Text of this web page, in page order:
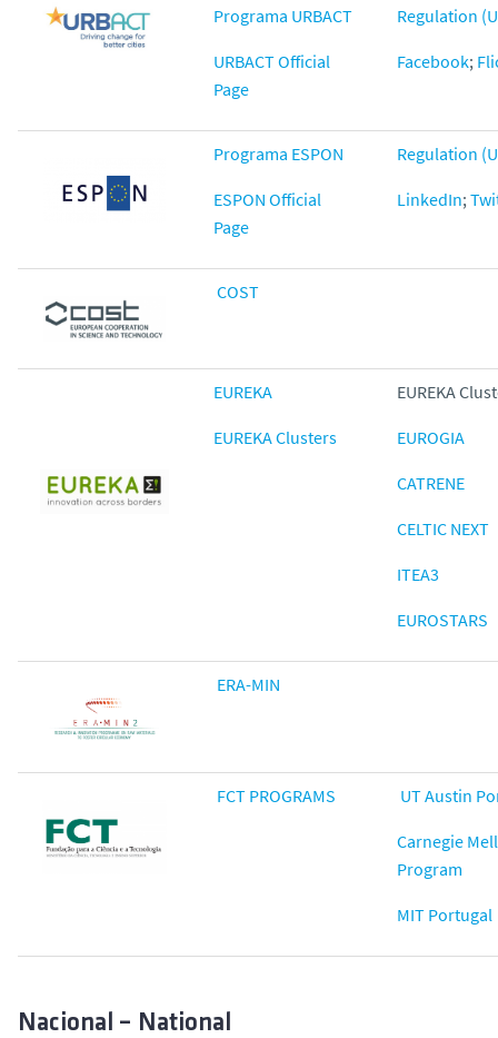
Programa URBACT
URBACT Official
Page
Regulation
Facebook;
Programa ESPON
ESPON Official
Page
Regulation
LinkedIn;
COST
EUREKA
EUREKA Clusters
EUREKA
EUROGIA
CATRENE
CELTIC NEXT
ITEA3
EUROSTARS
ERA-MIN
FCT PROGRAMS UT Austin
Carnegie
Program
MIT Portugal
Nacional – National